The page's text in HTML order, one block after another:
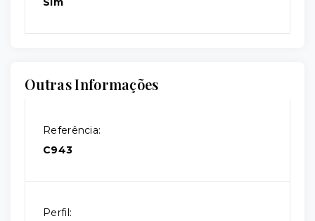
Outras Informações
Referência:
C943
Perfil: